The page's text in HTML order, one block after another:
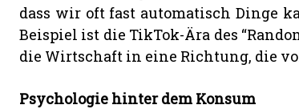
dass wir oft fast automatisch Dinge
Beispiel ist die TikTok-Ära des
die Wirtschaft in eine Richtung, die
Psychologie hinter dem Konsum